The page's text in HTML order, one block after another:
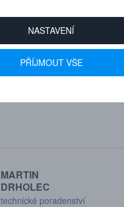
MARTIN
DRHOLEC
technické poradenství
NASTAVENÍ
PŘÍJMOUT VŠE